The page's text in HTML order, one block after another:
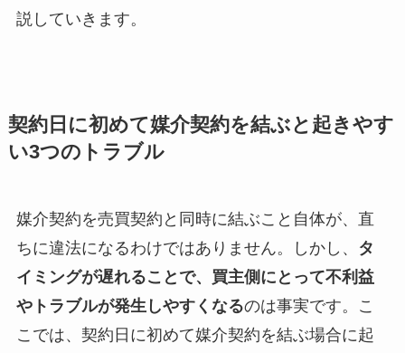
説していきます。
契約日に初めて媒介契約を結ぶと起きやす
い3つのトラブル
媒介契約を売買契約と同時に結ぶこと自体が、直
ちに違法になるわけではありません。しかし、
タ
イミングが遅れることで、買主側にとって不利益
やトラブルが発生しやすくなるのは事実です。こ
こでは、契約日に初めて媒介契約を結ぶ場合に起